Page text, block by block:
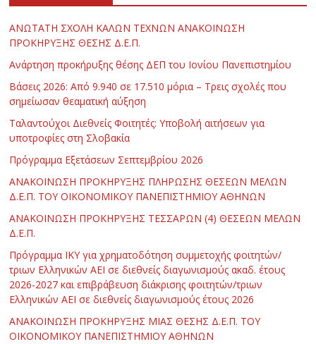
ΑΝΩΤΑΤΗ ΣΧΟΛΗ ΚΑΛΩΝ ΤΕΧΝΩΝ ΑΝΑΚΟΙΝΩΣΗ
ΠΡΟΚΗΡΥΞΗΣ ΘΕΣΗΣ Δ.Ε.Π.
Ανάρτηση προκήρυξης θέσης ΔΕΠ του Ιονίου Πανεπιστημίου
Βάσεις 2026: Από 9.940 σε 17.510 μόρια – Τρεις σχολές που
σημείωσαν θεαματική αύξηση
Ταλαντούχοι Διεθνείς Φοιτητές: Υποβολή αιτήσεων για
υποτροφίες στη Σλοβακία
Πρόγραμμα Εξετάσεων Σεπτεμβρίου 2026
ΑΝΑΚΟΙΝΩΣΗ ΠΡΟΚΗΡΥΞΗΣ ΠΛΗΡΩΣΗΣ ΘΕΣΕΩΝ ΜΕΛΩΝ
Δ.Ε.Π. ΤΟΥ ΟΙΚΟΝΟΜΙΚΟΥ ΠΑΝΕΠΙΣΤΗΜΙΟΥ ΑΘΗΝΩΝ
ΑΝΑΚΟΙΝΩΣΗ ΠΡΟΚΗΡΥΞΗΣ ΤΕΣΣΑΡΩΝ (4) ΘΕΣΕΩΝ ΜΕΛΩΝ
Δ.Ε.Π.
Πρόγραμμα ΙΚΥ για χρηματοδότηση συμμετοχής φοιτητών/
τριων Ελληνικών ΑΕΙ σε διεθνείς διαγωνισμούς ακαδ. έτους
2026-2027 και επιβράβευση διάκρισης φοιτητών/τριων
Ελληνικών ΑΕΙ σε διεθνείς διαγωνισμούς έτους 2026
ΑΝΑΚΟΙΝΩΣΗ ΠΡΟΚΗΡΥΞΗΣ ΜΙΑΣ ΘΕΣΗΣ Δ.Ε.Π. ΤΟΥ
ΟΙΚΟΝΟΜΙΚΟΥ ΠΑΝΕΠΙΣΤΗΜΙΟΥ ΑΘΗΝΩΝ